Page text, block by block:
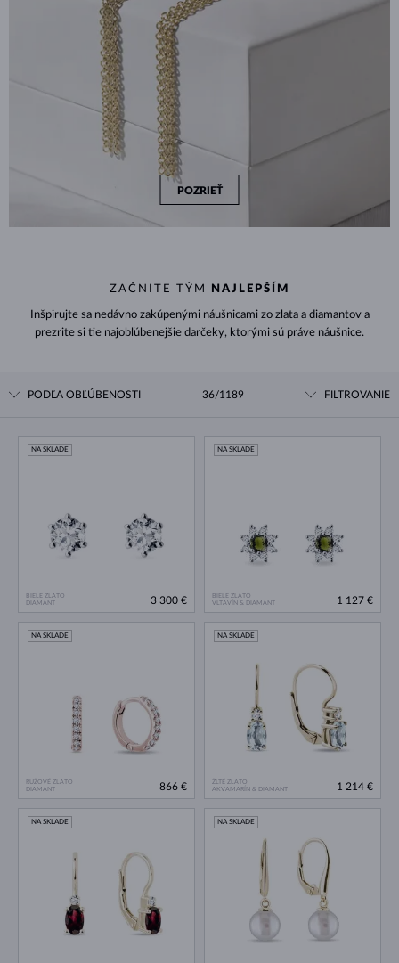
POZRIEŤ
ZAČNITE TÝM NAJLEPŠÍM
Inšpirujte sa nedávno zakúpenými náušnicami zo zlata a diamantov a
prezrite si tie najobľúbenejšie darčeky, ktorými sú práve náušnice.
PODĽA OBĽÚBENOSTI 36/1189 FILTROVANIE
BIELE ZLATO
DIAMANT
NA SKLADE
3 300 €
BIELE ZLATO
VLTAVÍN & DIAMANT
NA SKLADE
1 127 €
RUŽOVÉ ZLATO
DIAMANT
NA SKLADE
866 €
ŽLTÉ ZLATO
AKVAMARÍN & DIAMANT
NA SKLADE
1 214 €
NA SKLADE NA SKLADE